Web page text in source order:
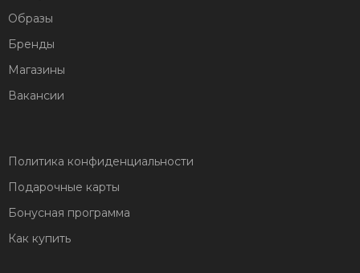
Образы
Бренды
Магазины
Вакансии
Политика конфиденциальности
Подарочные карты
Бонусная программа
Как купить